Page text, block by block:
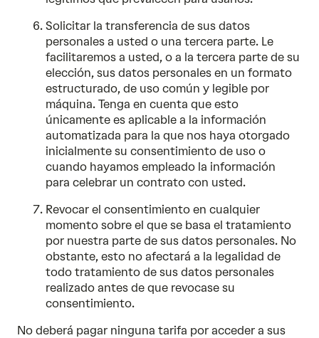
Solicitar la transferencia de sus datos
personales a usted o una tercera parte. Le
facilitaremos a usted, o a la tercera parte de su
elección, sus datos personales en un formato
estructurado, de uso común y legible por
máquina. Tenga en cuenta que esto
únicamente es aplicable a la información
automatizada para la que nos haya otorgado
inicialmente su consentimiento de uso o
cuando hayamos empleado la información
para celebrar un contrato con usted.
Revocar el consentimiento en cualquier
momento sobre el que se basa el tratamiento
por nuestra parte de sus datos personales. No
obstante, esto no afectará a la legalidad de
todo tratamiento de sus datos personales
realizado antes de que revocase su
consentimiento.
No deberá pagar ninguna tarifa por acceder a sus